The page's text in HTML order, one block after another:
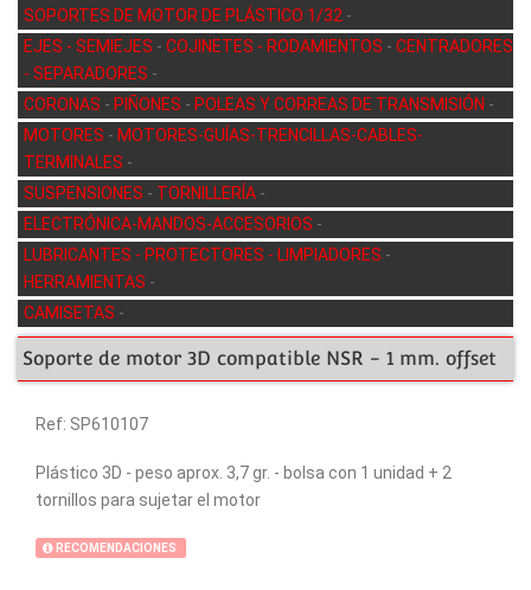
SOPORTES DE MOTOR DE PLÁSTICO 1/32 -
EJES - SEMIEJES - COJINETES - RODAMIENTOS - CENTRADORES
- SEPARADORES -
CORONAS - PIÑONES - POLEAS Y CORREAS DE TRANSMISIÓN -
MOTORES - MOTORES-GUÍAS-TRENCILLAS-CABLES-
TERMINALES -
SUSPENSIONES - TORNILLERÍA -
ELECTRÓNICA-MANDOS-ACCESORIOS -
LUBRICANTES - PROTECTORES - LIMPIADORES -
HERRAMIENTAS -
CAMISETAS -
Soporte de motor 3D compatible NSR - 1 mm. offset
Ref: SP610107
Plástico 3D - peso aprox. 3,7 gr. - bolsa con 1 unidad + 2
tornillos para sujetar el motor
RECOMENDACIONES